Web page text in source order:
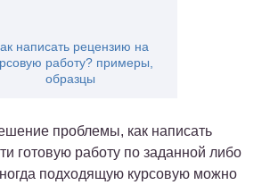
написать рецензию на
работу? примеры,
образцы
проблемы, как написать
готовую работу по заданной либо
подходящую курсовую можно